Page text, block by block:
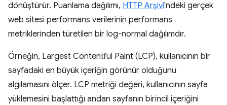
dönüştürür. Puanlama dağılımı, HTTP Arşivi'ndeki gerçek
web sitesi performans verilerinin performans
metriklerinden türetilen bir log-normal dağılımdır.
Örneğin, Largest Contentful Paint (LCP), kullanıcının bir
sayfadaki en büyük içeriğin görünür olduğunu
algılamasını ölçer. LCP metriği değeri, kullanıcının sayfa
yüklemesini başlattığı andan sayfanın birincil içeriğini